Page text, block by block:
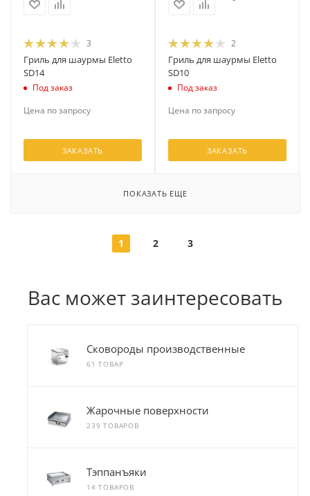
3
Гриль для шаурмы Eletto
SD14
Под заказ
Цена по запросу
ЗАКАЗАТЬ
2
Гриль для шаурмы Eletto
SD10
Под заказ
Цена по запросу
ЗАКАЗАТЬ
ПОКАЗАТЬ ЕЩЕ
1 2 3
Вас может заинтересовать
Сковороды производственные
61 ТОВАР
Жарочные поверхности
239 ТОВАРОВ
Тэппанъяки
14 ТОВАРОВ